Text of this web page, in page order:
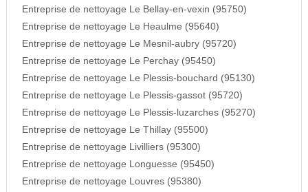
Entreprise de nettoyage Le Bellay-en-vexin (95750)
Entreprise de nettoyage Le Heaulme (95640)
Entreprise de nettoyage Le Mesnil-aubry (95720)
Entreprise de nettoyage Le Perchay (95450)
Entreprise de nettoyage Le Plessis-bouchard (95130)
Entreprise de nettoyage Le Plessis-gassot (95720)
Entreprise de nettoyage Le Plessis-luzarches (95270)
Entreprise de nettoyage Le Thillay (95500)
Entreprise de nettoyage Livilliers (95300)
Entreprise de nettoyage Longuesse (95450)
Entreprise de nettoyage Louvres (95380)